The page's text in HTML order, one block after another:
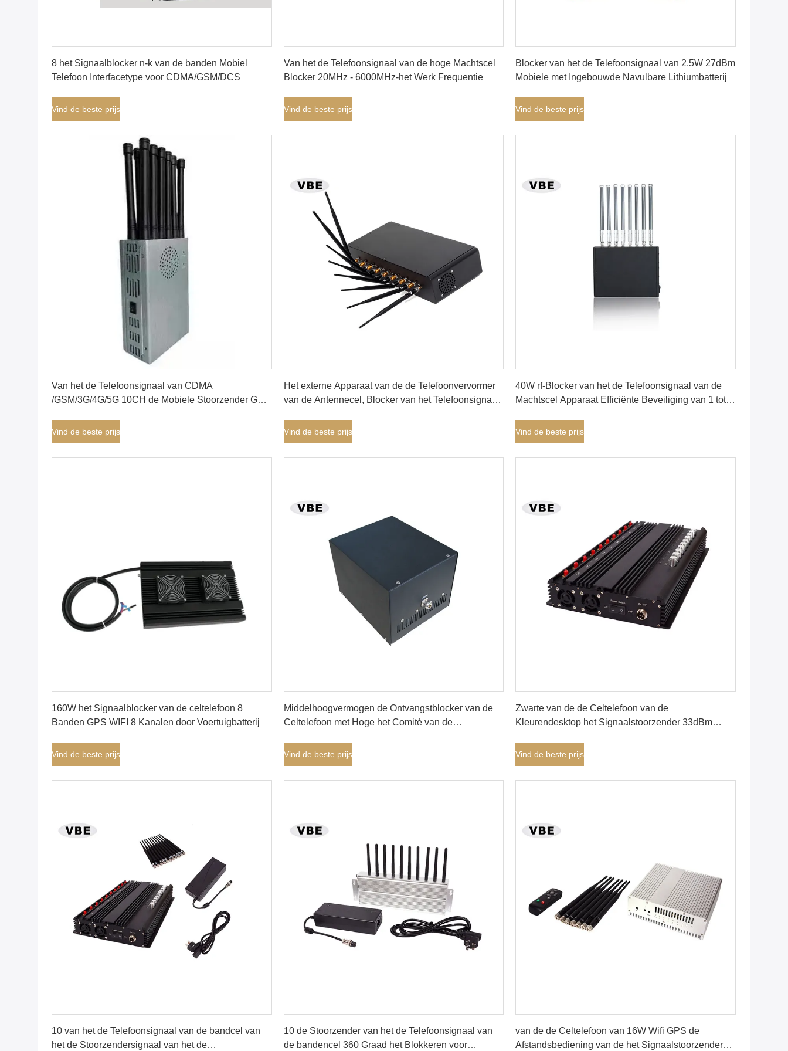
8 het Signaalblocker n-k van de banden Mobiel
Telefoon Interfacetype voor CDMA/GSM/DCS
Vind de beste prijs
Van het de Telefoonsignaal van de hoge Machtscel
Blocker 20MHz - 6000MHz-het Werk Frequentie
Vind de beste prijs
Blocker van het de Telefoonsignaal van 2.5W 27dBm
Mobiele met Ingebouwde Navulbare Lithiumbatterij
Vind de beste prijs
Van het de Telefoonsignaal van CDMA
/GSM/3G/4G/5G 10CH de Mobiele Stoorzender GPS
Vind de beste prijs
Het externe Apparaat van de de Telefoonvervormer
van de Antennecel, Blocker van het Telefoonsignaal
Vind de beste prijs
40W rf-Blocker van het de Telefoonsignaal van de
Machtscel Apparaat Efficiënte Beveiliging van 1 tot
Vind de beste prijs
160W het Signaalblocker van de celtelefoon 8
Banden GPS WIFI 8 Kanalen door Voertuigbatterij
Vind de beste prijs
Middelhoogvermogen de Ontvangstblocker van de
Celtelefoon met Hoge het Comité van de
Vind de beste prijs
Zwarte van de de Celtelefoon van de
Kleurendesktop het Signaalstoorzender 33dBm
Binnen Mobiele Signaalstoorzender
Vind de beste prijs
10 van het de Telefoonsignaal van de bandcel van
het de Stoorzendersignaal van het de
10 de Stoorzender van het de Telefoonsignaal van
de bandencel 360 Graad het Blokkeren voor
van de de Celtelefoon van 16W Wifi GPS de
Afstandsbediening van de het Signaalstoorzender